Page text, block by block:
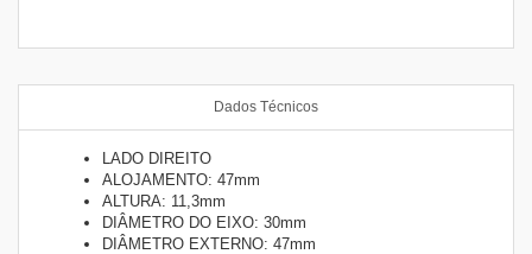
Dados Técnicos
LADO DIREITO
ALOJAMENTO: 47mm
ALTURA: 11,3mm
DIÂMETRO DO EIXO: 30mm
DIÂMETRO EXTERNO: 47mm